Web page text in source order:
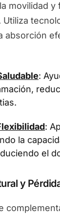
movilidad y
absorción
:
:
la
el
y